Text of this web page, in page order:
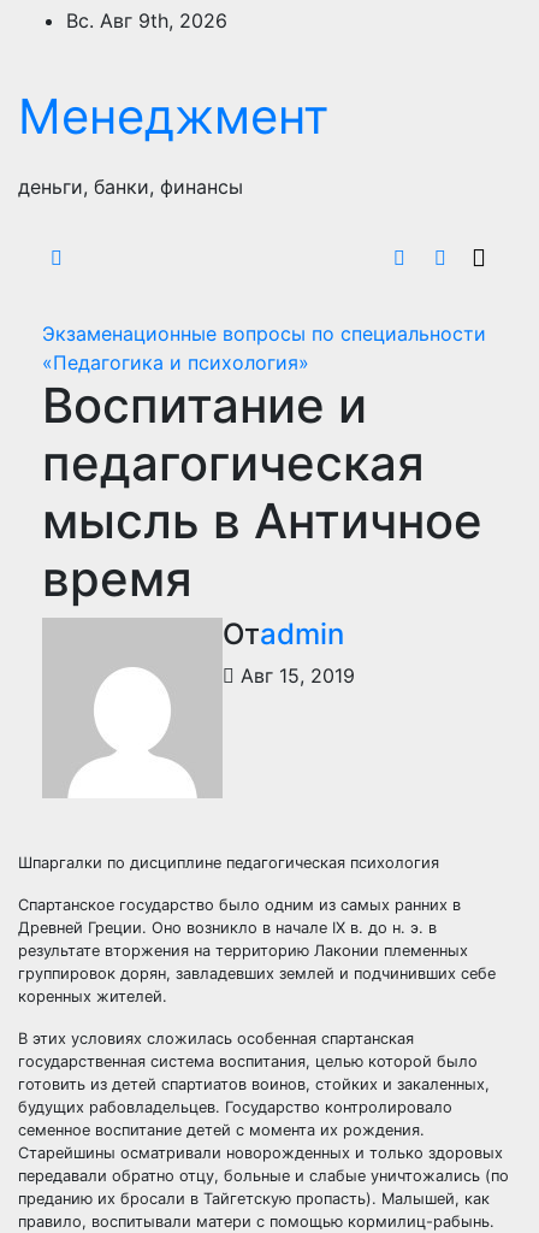
ПерейтиВс. Авг 9th, 2026
Менеджмент
деньги, банки, финансы
Экзаменационные вопросы по специальности
«Педагогика и психология»
Воспитание и
педагогическая
мысль в Античное
время
Отadmin
Авг 15, 2019
Шпаргалки по дисциплине педагогическая психология
Спартанское государство было одним из самых ранних в
Древней Греции. Оно возникло в начале IX в. до н. э. в
результате вторжения на территорию Лаконии племенных
группировок дорян, завладевших землей и подчинивших себе
коренных жителей.
В этих условиях сложилась особенная спартанская
государственная система воспитания, целью которой было
готовить из детей спартиатов воинов, стойких и закаленных,
будущих рабовладельцев. Государство контролировало
семенное воспитание детей с момента их рождения.
Старейшины осматривали новорожденных и только здоровых
передавали обратно отцу, больные и слабые уничтожались (по
преданию их бросали в Тайгетскую пропасть). Малышей, как
правило, воспитывали матери с помощью кормилиц-рабынь.